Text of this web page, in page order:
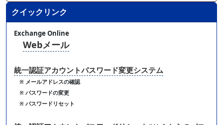
クイックリンク
Exchange Online
Webメール
統一認証アカウントパスワード変更システム
※ メールアドレスの確認
※ パスワードの変更
※ パスワードリセット